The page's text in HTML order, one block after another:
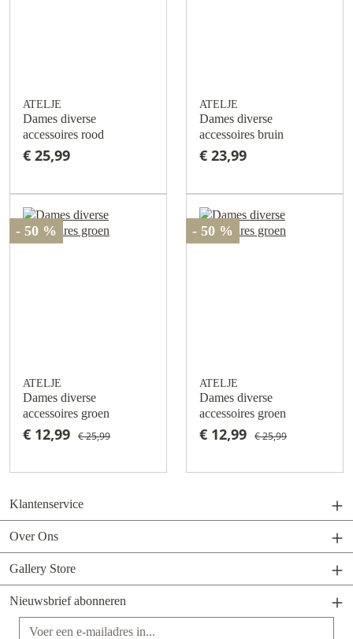
ATELJE
Dames diverse
accessoires rood
€ 25,99
ATELJE
Dames diverse
accessoires bruin
€ 23,99
- 50 %
ATELJE
Dames diverse
accessoires groen
€ 12,99 € 25,99
- 50 %
ATELJE
Dames diverse
accessoires groen
€ 12,99 € 25,99
Klantenservice
Over Ons
Gallery Store
Nieuwsbrief abonneren
E-mailadres*